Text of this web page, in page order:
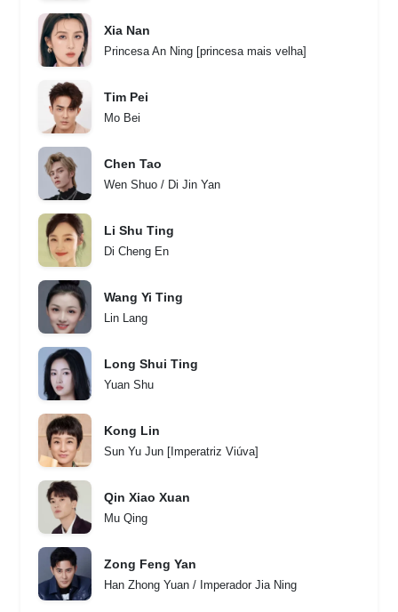
Xia Nan
Princesa An Ning [princesa mais velha]
Tim Pei
Mo Bei
Chen Tao
Wen Shuo / Di Jin Yan
Li Shu Ting
Di Cheng En
Wang Yi Ting
Lin Lang
Long Shui Ting
Yuan Shu
Kong Lin
Sun Yu Jun [Imperatriz Viúva]
Qin Xiao Xuan
Mu Qing
Zong Feng Yan
Han Zhong Yuan / Imperador Jia Ning